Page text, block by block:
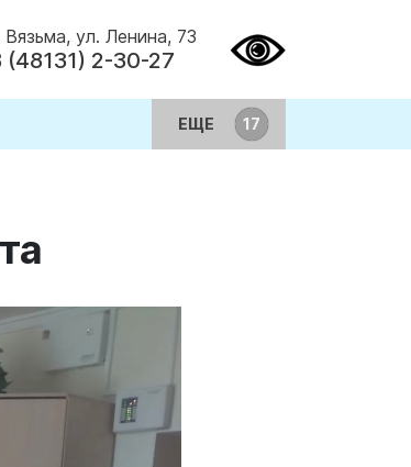
Вязьма, ул. Ленина, 73
(48131) 2-30-27
ЕЩЕ